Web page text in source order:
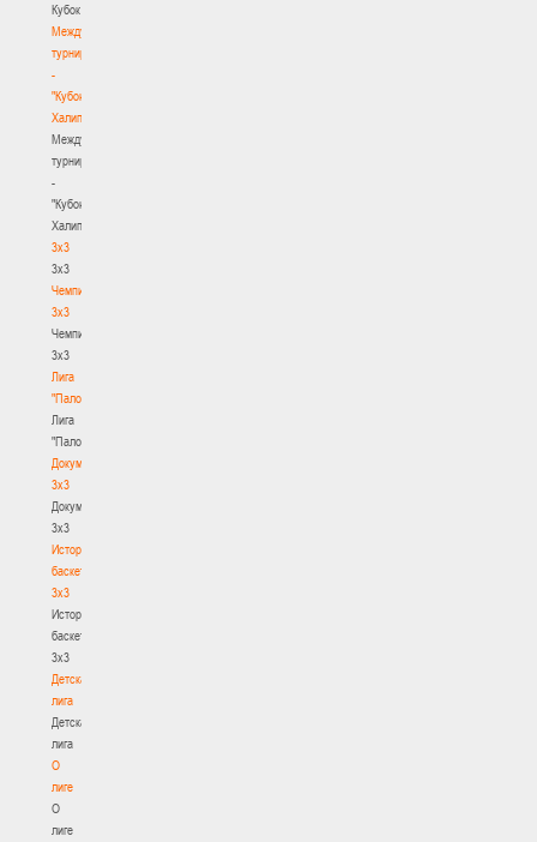
Кубок
Международный
турнир
-
"Кубок
Халипского"
Международный
турнир
-
"Кубок
Халипского"
3x3
3x3
Чемпионат
3х3
Чемпионат
3х3
Лига
"Палова"
Лига
"Палова"
Документы
3х3
Документы
3х3
История
баскетбола
3х3
История
баскетбола
3х3
Детская
лига
Детская
лига
О
лиге
О
лиге